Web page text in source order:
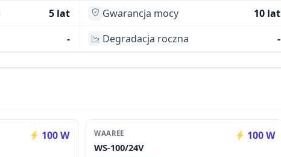
5 lat Gwarancja mocy 10 lat
- Degradacja roczna -
100 W WAAREE 100 W
WS-100/24V